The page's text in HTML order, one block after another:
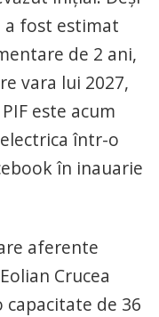
a fost estimat
de 2 ani,
vara lui 2027,
este acum
într-o
în inauarie
aferente
Crucea
capacitate de 36